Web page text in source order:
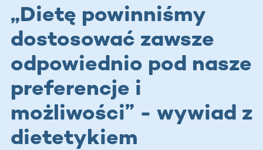
„Dietę powinniśmy
dostosować zawsze
odpowiednio pod nasze
preferencje i
możliwości” - wywiad z
dietetykiem